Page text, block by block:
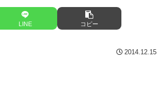
LINE コピー
2014.12.15